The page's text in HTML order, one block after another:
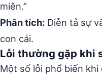
miên.”
Phân tích: Diễn tả sự
con cái.
Lỗi thường gặp khi
Một số lỗi phổ biến